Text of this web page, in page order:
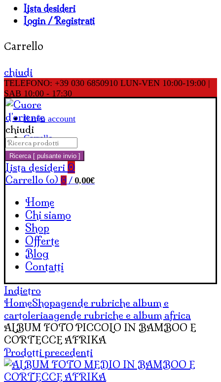
Lista desideri
Login / Registrati
Carrello
chiudi
TELEFONO: +39 030 6850910 LUN-VEN 10:00-19:00 |
SAB 10:00 - 17:30
Il mio account
Carrello
chiudi
Cerca:
Ricerca [ pulsante invio ]
Lista desideri 0
Carrello (o) 0 / 0,00€
Home
Chi siamo
Shop
Offerte
Blog
Contatti
Indietro
HomeShopagende rubriche album e
cartoleriaagende rubriche e album africa
ALBUM FOTO PICCOLO IN BAMBOO E
CORTECCE AFRIKA
Prodotti precedenti